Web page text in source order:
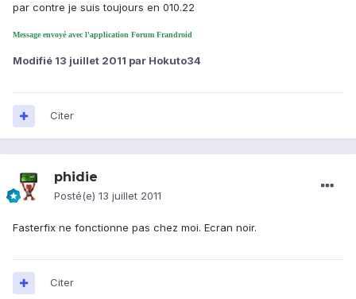
par contre je suis toujours en 010.22
Message envoyé avec l'application Forum Frandroid
Modifié 13 juillet 2011 par Hokuto34
Citer
phidie
Posté(e) 13 juillet 2011
Fasterfix ne fonctionne pas chez moi. Ecran noir.
Citer